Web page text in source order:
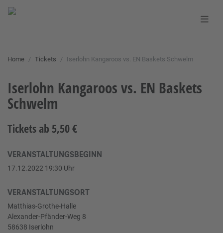
Home Tickets Iserlohn Kangaroos vs. EN Baskets Schwelm
Iserlohn Kangaroos vs. EN Baskets
Schwelm
Tickets ab 5,50 €
VERANSTALTUNGSBEGINN
17.12.2022 19:30 Uhr
VERANSTALTUNGSORT
Matthias-Grothe-Halle
Alexander-Pfänder-Weg 8
58638 Iserlohn